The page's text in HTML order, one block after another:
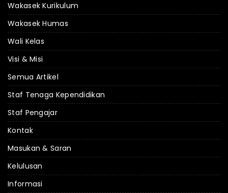
Wakasek Kurikulum
Wakasek Humas
Wali Kelas
Visi & Misi
Semua Artikel
Staf Tenaga Kependidikan
Staf Pengajar
Kontak
Masukan & Saran
Kelulusan
Informasi